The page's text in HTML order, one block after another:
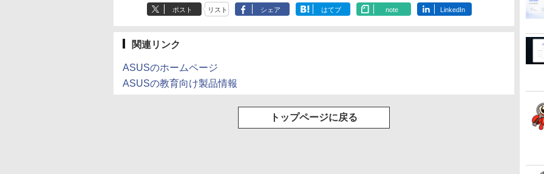
ポスト リスト シェア はてブ note LinkedIn
関連リンク
ASUSのホームページ
ASUSの教育向け製品情報
トップページに戻る